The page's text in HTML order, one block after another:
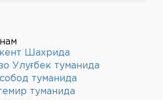
Шахрида
Улуғбек туманида
туманида
туманида